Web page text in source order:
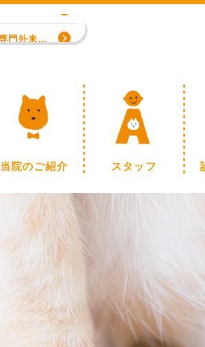
アレルギー・アトピー・皮膚科専門外来／川野浩志先生（完全予約制）
当院のご紹介 スタッフ